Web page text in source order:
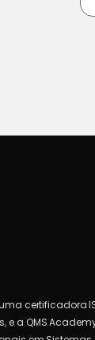
certificadora
e a QMS